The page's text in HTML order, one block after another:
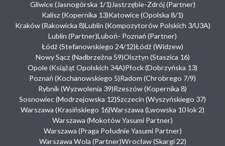
Gliwice (Jasnogórska 1/1) Jastrzębie-Zdrój (Partner)
Kalisz (Kopernika 13)Katowice (Opolska 8/1)
Kraków (Rakowicka 8)Lublin (Kompozytorów Polskich 3/U3A)
Lublin (Partner)Luboń- Poznań (Partner)
Łódź (Stefanowskiego 24/12)Łódź (Widzew)
Nowy Sącz (Nadbrzeżna 59)Olsztyn (Staszica 16)
Opole (Książąt Opolskich 34A)Płock (Dobrzyńska 13)
Poznań (Kochanowskiego 5)Radom (Chrobrego 7/9)
Rybnik (Wyzwolenia 39)Rzeszów (Kopernika 8)
Sosnowiec (Modrzejowska 12)Szczecin (Wyszyńskiego 37)
Warszawa (Krasińskiego 16)Warszawa (Lwowska 10 lok 2)
Warszawa (Mokotów Yasumi Partner)
Warszawa (Praga Południe Yasumi Partner)
Warszawa Wola (Partner)Wrocław (Skargi 22)